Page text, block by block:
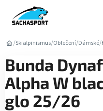
obsah
/Skialpinismus/Oblečení/Dámské/
Bunda
Alpha W
glo 25/26